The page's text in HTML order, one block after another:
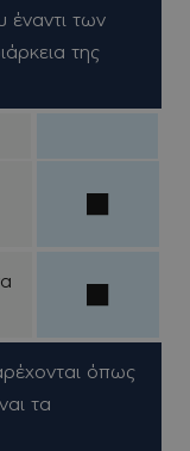
έναντι των
της
όπως
τα